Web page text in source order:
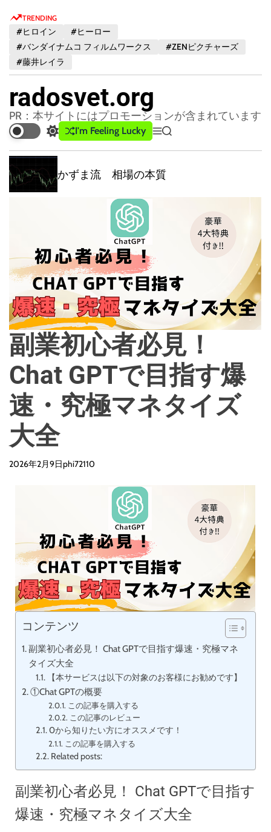
TRENDING
#ヒロイン
#ヒーロー
#バンダイナムコ フィルムワークス
#ZENピクチャーズ
#藤井レイラ
radosvet.org
PR：本サイトにはプロモーションが含まれています
S
w
i
t
r
m
o
d
e
I'm Feeling Lucky
M
e
u
S
e
r
かずま流 相場の本質
副業初心者必見！
Chat GPTで目指す爆
速・究極マネタイズ
大全
2026年2月9日phi72110
コンテンツ
副業初心者必見！ Chat GPTで目指す爆速・究極マネ
タイズ大全
【本サービスは以下の対象のお客様にお勧めです】
①Chat GPTの概要
この記事を購入する
この記事のレビュー
0から知りたい方にオススメです！
この記事を購入する
Related posts:
副業初心者必見！ Chat GPTで目指す
爆速・究極マネタイズ大全